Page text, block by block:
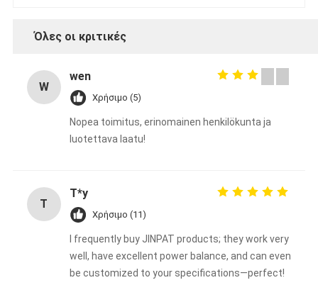
Όλες οι κριτικές
W
wen
Χρήσιμο (5)
Nopea toimitus, erinomainen henkilökunta ja
luotettava laatu!
T
T*y
Χρήσιμο (11)
I frequently buy JINPAT products; they work very
well, have excellent power balance, and can even
be customized to your specifications—perfect!